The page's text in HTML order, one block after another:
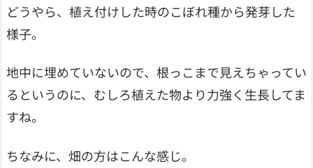
どうやら、植え付けした時のこぼれ種から発芽した
様子。
地中に埋めていないので、根っこまで見えちゃってい
るというのに、むしろ植えた物より力強く生長してま
すね。
ちなみに、畑の方はこんな感じ。